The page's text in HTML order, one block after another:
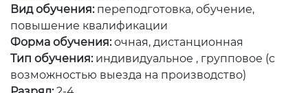
Вид обучения: переподготовка, обучение,
повышение квалификации
Форма обучения: очная, дистанционная
Тип обучения: индивидуальное , групповое (с
возможностью выезда на производство)